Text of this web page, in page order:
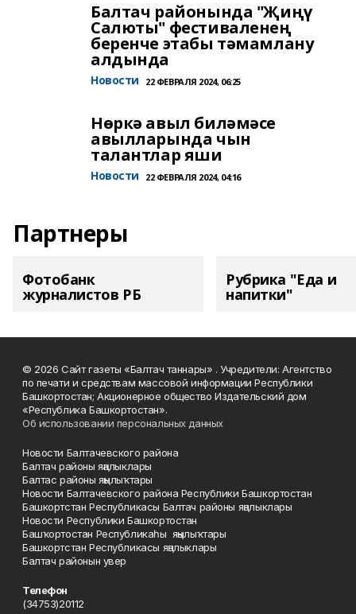
Балтач районында "Җиңү
Салюты" фестиваленең
беренче этабы тәмамлану
алдында
Новости 22 ФЕВРАЛЯ 2024, 06:25
Нөркә авыл биләмәсе
авылларында чын
талантлар яши
Новости 22 ФЕВРАЛЯ 2024, 04:16
Партнеры
Фотобанк
журналистов РБ
Рубрика "Еда и
напитки"
© 2026 Сайт газеты «Балтач таннары» . Учредители: Агентство
по печати и средствам массовой информации Республики
Башкортостан; Акционерное общество Издательский дом
«Республика Башкортостан».
Об использовании персональных данных
Новости Балтачевского района
Балтач районы яңалыклары
Балтас районы яңылыҡтары
Новости Балтачевского района Республики Башкортостан
Башкортстан Республикасы Балтач районы яңалыклары
Новости Республики Башкортостан
Башҡортостан Республикаһы яңылыҡтары
Башкортстан Республикасы яңалыклары
Балтач районын увер
Телефон
(34753)20112